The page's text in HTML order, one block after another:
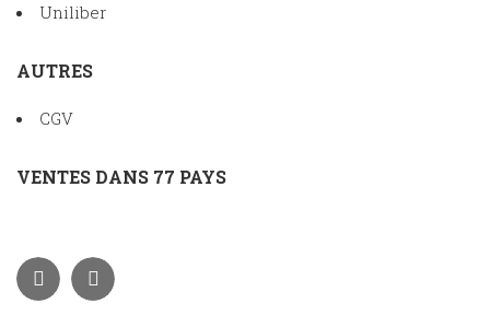
Uniliber
AUTRES
CGV
VENTES DANS 77 PAYS